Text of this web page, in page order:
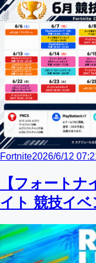
Fortnite2026/6/12
【フォート
イト 競技イ